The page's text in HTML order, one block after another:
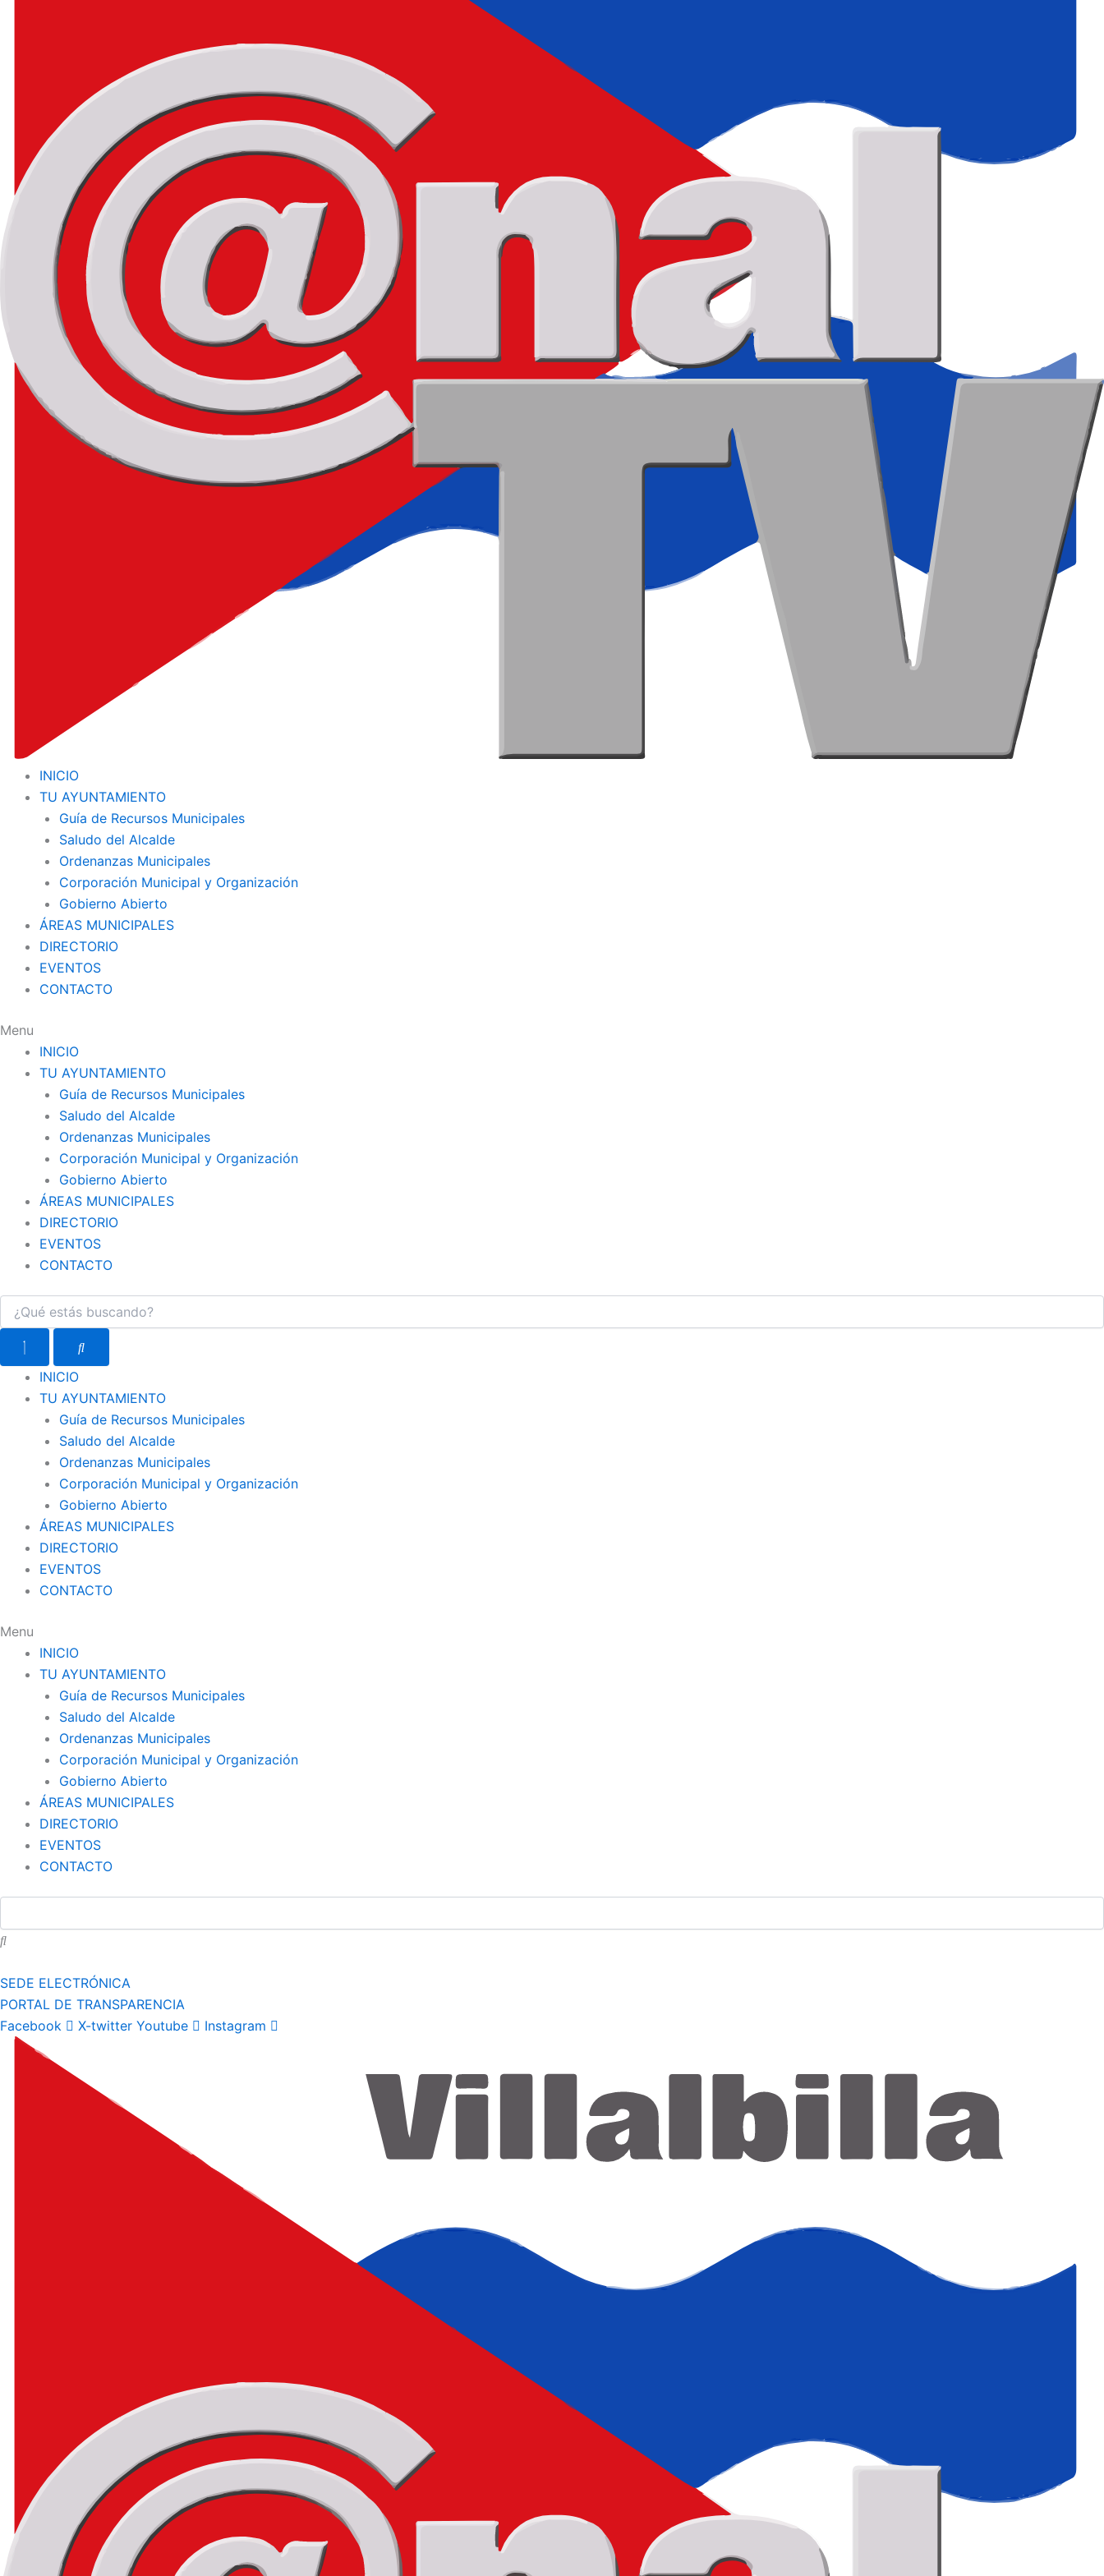
INICIO
TU AYUNTAMIENTO
Guía de Recursos Municipales
Saludo del Alcalde
Ordenanzas Municipales
Corporación Municipal y Organización
Gobierno Abierto
ÁREAS MUNICIPALES
DIRECTORIO
EVENTOS
CONTACTO
Menu
INICIO
TU AYUNTAMIENTO
Guía de Recursos Municipales
Saludo del Alcalde
Ordenanzas Municipales
Corporación Municipal y Organización
Gobierno Abierto
ÁREAS MUNICIPALES
DIRECTORIO
EVENTOS
CONTACTO
INICIO
TU AYUNTAMIENTO
Guía de Recursos Municipales
Saludo del Alcalde
Ordenanzas Municipales
Corporación Municipal y Organización
Gobierno Abierto
ÁREAS MUNICIPALES
DIRECTORIO
EVENTOS
CONTACTO
Menu
INICIO
TU AYUNTAMIENTO
Guía de Recursos Municipales
Saludo del Alcalde
Ordenanzas Municipales
Corporación Municipal y Organización
Gobierno Abierto
ÁREAS MUNICIPALES
DIRECTORIO
EVENTOS
CONTACTO
SEDE ELECTRÓNICA
PORTAL DE TRANSPARENCIA
Facebook
X-twitter Youtube Instagram